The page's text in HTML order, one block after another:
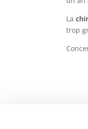
La
trop